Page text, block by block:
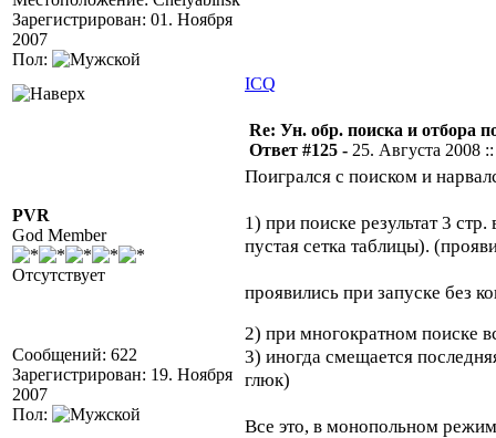
Зарегистрирован: 01. Ноября
2007
Пол:
ICQ
PVR
God Member
Отсутствует
Сообщений: 622
Зарегистрирован: 19. Ноября
2007
Пол:
Re: Ун. обр. поиска и отбора
Ответ #125 - 25. Августа 2008
Поигрался с поиском и
1) при поиске результат 3
пустая сетка таблицы).
проявились при запуске без
2) при многократном поиске
3) иногда смещается
глюк)
Все это, в монопольном